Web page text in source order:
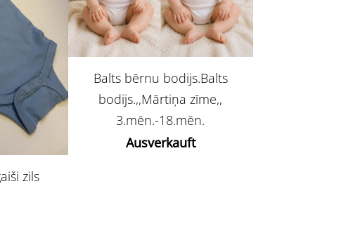
zils
Balts bērnu bodijs.Balts
bodijs.,,Mārtiņa zīme,,
3.mēn.-18.mēn.
Ausverkauft